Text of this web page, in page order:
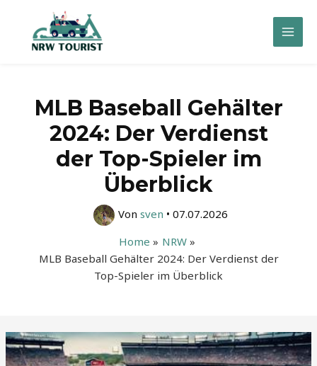
springen
Main
MLB Baseball Gehälter
2024: Der Verdienst
der Top-Spieler im
Überblick
Von sven • 07.07.2026
Home
NRW
MLB Baseball Gehälter 2024: Der Verdienst der
Top-Spieler im Überblick